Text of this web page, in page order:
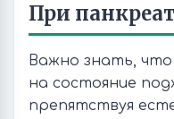
При
Важно знать,
на состояние
препятствуя